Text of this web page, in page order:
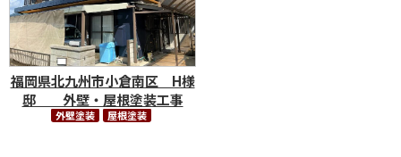
福岡県北九州市小倉南区 H様
邸 外壁・屋根塗装工事
外壁塗装 屋根塗装